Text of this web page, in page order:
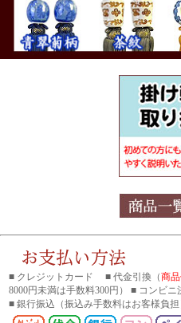
■ クレジットカード ■ 代金引換（商
8000円未満は手数料300円） ■ コンビ
■ 銀行振込 （振込み手数料はお客様負